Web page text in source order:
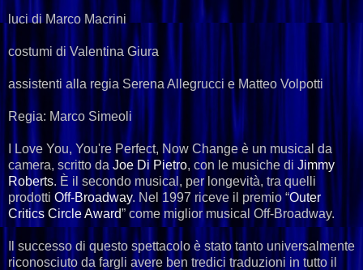
luci di Marco Macrini
costumi di Valentina Giura
assistenti alla regia Serena Allegrucci e Matteo Volpotti
Regia: Marco Simeoli
I Love You, You're Perfect, Now Change è un musical da
camera, scritto da Joe Di Pietro, con le musiche di Jimmy
Roberts. È il secondo musical, per longevità, tra quelli
prodotti Off-Broadway. Nel 1997 riceve il premio “Outer
Critics Circle Award” come miglior musical Off-Broadway.
Il successo di questo spettacolo è stato tanto universalmente
riconosciuto da fargli avere ben tredici traduzioni in tutto il